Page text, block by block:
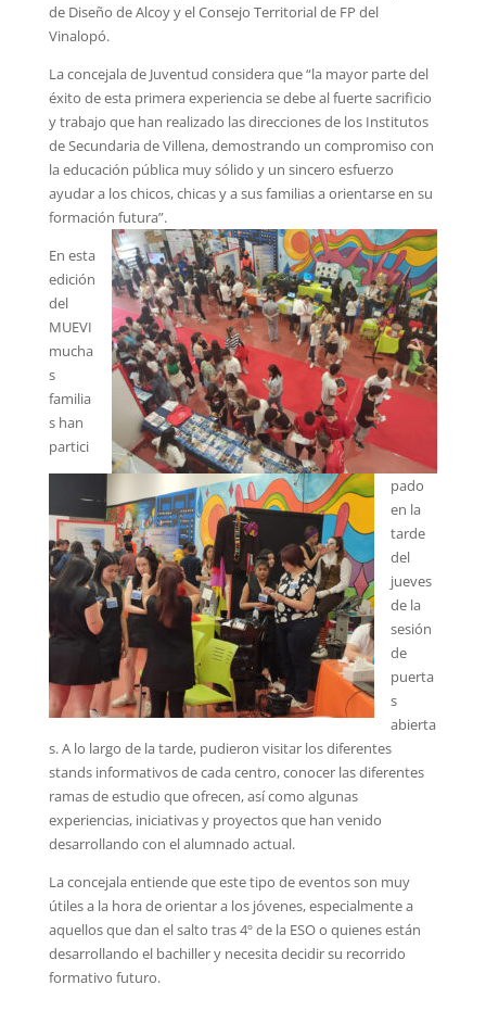
de Diseño de Alcoy y el Consejo Territorial de FP del
Vinalopó.
La concejala de Juventud considera que “la mayor parte del
éxito de esta primera experiencia se debe al fuerte sacrificio
y trabajo que han realizado las direcciones de los Institutos
de Secundaria de Villena, demostrando un compromiso con
la educación pública muy sólido y un sincero esfuerzo
ayudar a los chicos, chicas y a sus familias a orientarse en su
formación futura”.
En esta
edición
del
MUEVI
mucha
s
familia
s han
partici
pado
en la
tarde
del
jueves
de la
sesión
de
puerta
s
abierta
s. A lo largo de la tarde, pudieron visitar los diferentes
stands informativos de cada centro, conocer las diferentes
ramas de estudio que ofrecen, así como algunas
experiencias, iniciativas y proyectos que han venido
desarrollando con el alumnado actual.
La concejala entiende que este tipo de eventos son muy
útiles a la hora de orientar a los jóvenes, especialmente a
aquellos que dan el salto tras 4º de la ESO o quienes están
desarrollando el bachiller y necesita decidir su recorrido
formativo futuro.